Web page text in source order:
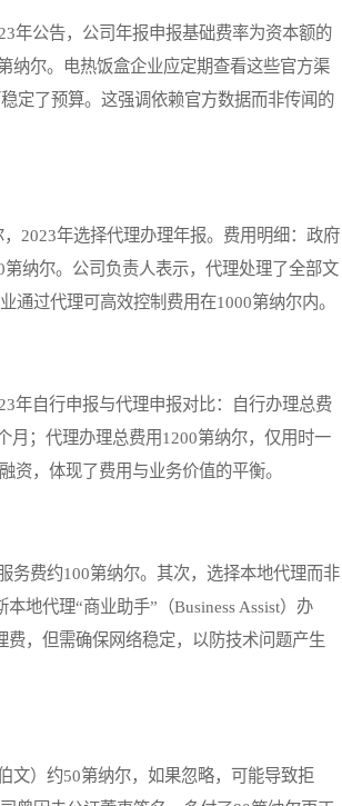
公告，公司年报申报基础费率为资本额的
纳尔。电热饭盒企业应定期查看这些官方渠
定了预算。这强调依赖官方数据而非传闻的
2023年选择代理办理年报。费用明细：政府
纳尔。公司负责人表示，代理处理了全部文
过代理可高效控制费用在1000第纳尔内。
自行申报与代理申报对比：自行办理总费
月；代理办理总费用1200第纳尔，仅用时一
资，体现了费用与业务价值的平衡。
费约100第纳尔。其次，选择本地代理而非
地代理“商业助手”（Business Assist）办
，但需确保网络稳定，以防技术问题产生
）约50第纳尔，如果忽略，可能导致拒